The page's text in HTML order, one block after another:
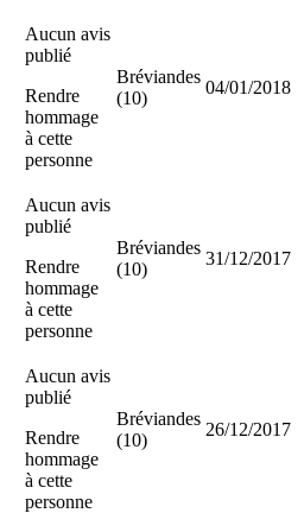
Aucun avis
publié
Rendre
hommage
à cette
personne
Bréviandes
(10)
04/01/2018
Aucun avis
publié
Rendre
hommage
à cette
personne
Bréviandes
(10)
31/12/2017
Aucun avis
publié
Rendre
hommage
à cette
personne
Bréviandes
(10)
26/12/2017